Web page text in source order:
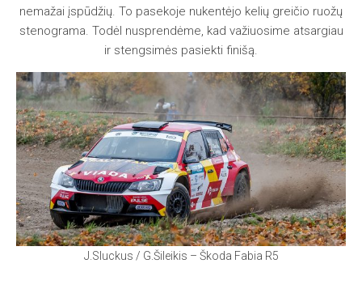
nemažai įspūdžių. To pasekoje nukentėjo kelių greičio ruožų
stenograma. Todėl nusprendėme, kad važiuosime atsargiau
ir stengsimės pasiekti finišą.
J.Sluckus / G.Šileikis – Škoda Fabia R5